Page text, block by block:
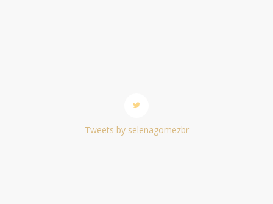
Tweets by selenagomezbr